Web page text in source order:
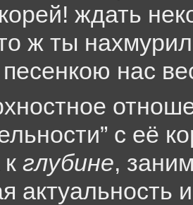
ждать
ж ты
нас
с её
глубине,
актуальность